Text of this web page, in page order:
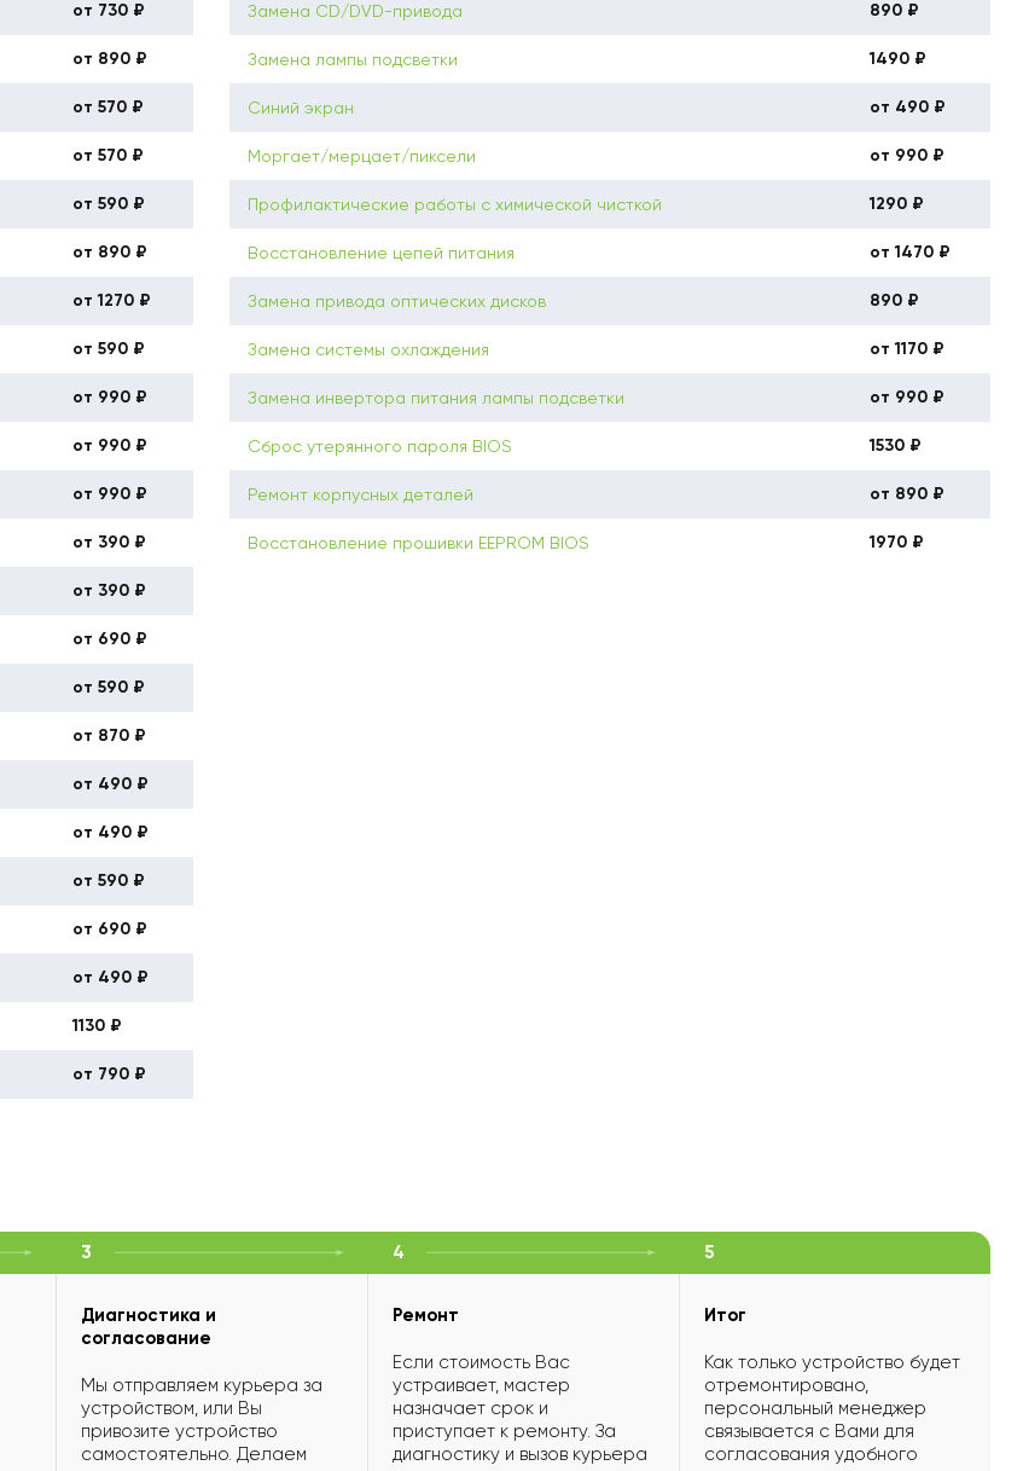
от 730 ₽
от 890 ₽
от 570 ₽
от 570 ₽
от 590 ₽
от 890 ₽
от 1270 ₽
от 590 ₽
от 990 ₽
от 990 ₽
от 990 ₽
от 390 ₽
от 390 ₽
от 690 ₽
от 590 ₽
от 870 ₽
от 490 ₽
от 490 ₽
от 590 ₽
от 690 ₽
от 490 ₽
1130 ₽
от 790 ₽
Замена CD/DVD-привода 890 ₽
Замена лампы подсветки 1490 ₽
Синий экран от 490 ₽
Моргает/мерцает/пиксели от 990 ₽
Профилактические работы с химической чисткой 1290 ₽
Восстановление цепей питания от 1470 ₽
Замена привода оптических дисков 890 ₽
Замена системы охлаждения от 1170 ₽
Замена инвертора питания лампы подсветки от 990 ₽
Сброс утерянного пароля BIOS 1530 ₽
Ремонт корпусных деталей от 890 ₽
Восстановление прошивки EEPROM BIOS 1970 ₽
3
Диагностика и
согласование
Мы отправляем курьера за
устройством, или Вы
привозите устройство
самостоятельно. Делаем
4
Ремонт
Если стоимость Вас
устраивает, мастер
назначает срок и
приступает к ремонту. За
диагностику и вызов курьера
5
Итог
Как только устройство будет
отремонтировано,
персональный менеджер
связывается с Вами для
согласования удобного